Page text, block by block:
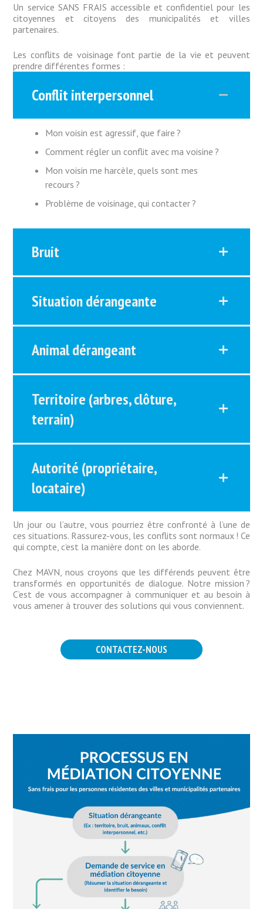
Un service SANS FRAIS accessible et confidentiel pour les
citoyennes et citoyens des municipalités et villes
partenaires.
Les conflits de voisinage font partie de la vie et peuvent
prendre différentes formes :
Conflit interpersonnel
Mon voisin est agressif, que faire ?
Comment régler un conflit avec ma voisine ?
Mon voisin me harcèle, quels sont mes
recours ?
Problème de voisinage, qui contacter ?
Bruit
Situation dérangeante
Animal dérangeant
Territoire (arbres, clôture,
terrain)
Autorité (propriétaire,
locataire)
Un jour ou l’autre, vous pourriez être confronté à l’une de
ces situations. Rassurez-vous, les conflits sont normaux ! Ce
qui compte, c’est la manière dont on les aborde.
Chez MAVN, nous croyons que les différends peuvent être
transformés en opportunités de dialogue. Notre mission ?
C’est de vous accompagner à communiquer et au besoin à
vous amener à trouver des solutions qui vous conviennent.
CONTACTEZ-NOUS